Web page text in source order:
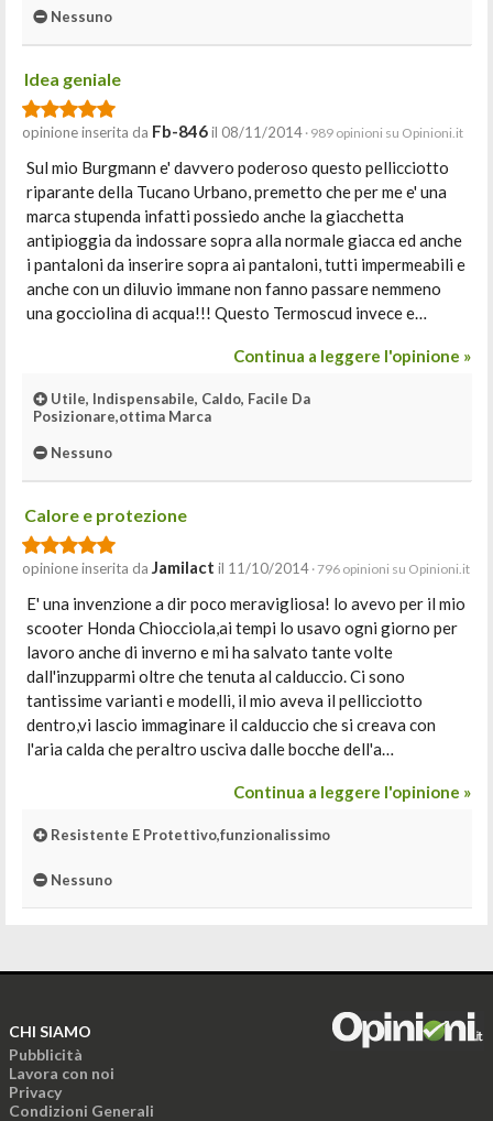
Nessuno
Idea geniale
opinione inserita da Fb-846il 08/11/2014 · 989 opinioni su Opinioni.it
Sul mio Burgmann e' davvero poderoso questo pellicciotto
riparante della Tucano Urbano, premetto che per me e' una
marca stupenda infatti possiedo anche la giacchetta
antipioggia da indossare sopra alla normale giacca ed anche
i pantaloni da inserire sopra ai pantaloni, tutti impermeabili e
anche con un diluvio immane non fanno passare nemmeno
una gocciolina di acqua!!! Questo Termoscud invece e…
Continua a leggere l'opinione »
Utile, Indispensabile, Caldo, Facile Da
Posizionare,ottima Marca
Nessuno
Calore e protezione
opinione inserita da Jamilact il 11/10/2014 · 796 opinioni su Opinioni.it
E' una invenzione a dir poco meravigliosa! lo avevo per il mio
scooter Honda Chiocciola,ai tempi lo usavo ogni giorno per
lavoro anche di inverno e mi ha salvato tante volte
dall'inzupparmi oltre che tenuta al calduccio. Ci sono
tantissime varianti e modelli, il mio aveva il pellicciotto
dentro,vi lascio immaginare il calduccio che si creava con
l'aria calda che peraltro usciva dalle bocche dell'a…
Continua a leggere l'opinione »
Resistente E Protettivo,funzionalissimo
Nessuno
CHI SIAMO
Pubblicità
Lavora con noi
Privacy
Condizioni Generali